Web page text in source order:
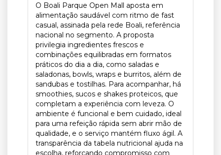
O Boali Parque Open Mall aposta em
alimentação saudável com ritmo de fast
casual, assinada pela rede Boali, referência
nacional no segmento. A proposta
privilegia ingredientes frescos e
combinações equilibradas em formatos
práticos do dia a dia, como saladas e
saladonas, bowls, wraps e burritos, além de
sandubas e tostilhas. Para acompanhar, há
smoothies, sucos e shakes proteicos, que
completam a experiência com leveza. O
ambiente é funcional e bem cuidado, ideal
para uma refeição rápida sem abrir mão de
qualidade, e o serviço mantém fluxo ágil. A
transparência da tabela nutricional ajuda na
escolha, reforçando compromisso com